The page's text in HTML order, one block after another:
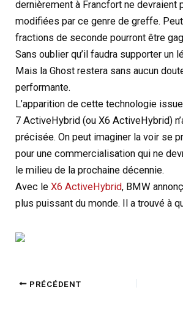
dernièrement à Francfort ne devraient
modifiées par ce genre de greffe.
fractions de seconde pourront être
Sans oublier qu’il faudra supporter un
Mais la Ghost restera sans aucun
performante.
L’apparition de cette technologie
7 ActiveHybrid (ou X6 ActiveHybrid)
précisée. On peut imaginer la voir se
pour une commercialisation qui ne
le milieu de la prochaine décennie.
Avec leX6 ActiveHybrid, BMW
plus puissant du monde. Il a trouvé à
PRÉCÉDENT